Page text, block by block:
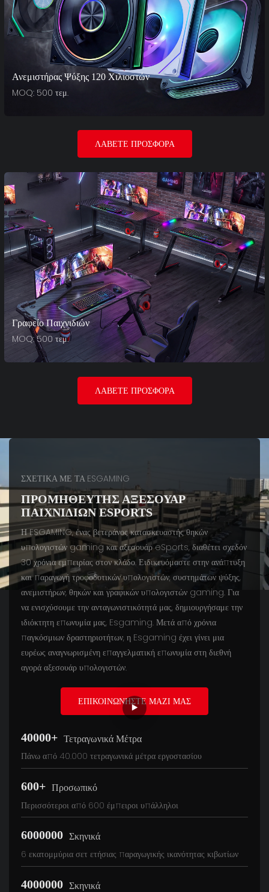
Ανεμιστήρας Ψύξης 120 Χιλιοστών
MOQ: 500 τεμ.
ΛΆΒΕΤΕ ΠΡΟΣΦΟΡΆ
Γραφείο Παιχνιδιών
MOQ: 500 τεμ.
ΛΆΒΕΤΕ ΠΡΟΣΦΟΡΆ
ΣΧΕΤΙΚΑ ΜΕ ΤΑ ESGAMING
ΠΡΟΜΗΘΕΥΤΉΣ ΑΞΕΣΟΥΆΡ
ΠΑΙΧΝΙΔΙΏΝ ESPORTS
Η ESGAMING, ένας βετεράνος κατασκευαστής θηκών
υπολογιστών gaming και αξεσουάρ eSports, διαθέτει σχεδόν
30 χρόνια εμπειρίας στον κλάδο. Ειδικευόμαστε στην ανάπτυξη
και παραγωγή τροφοδοτικών υπολογιστών, συστημάτων ψύξης,
ανεμιστήρων, θηκών και γραφικών υπολογιστών gaming. Για
να ενισχύσουμε την ανταγωνιστικότητά μας, δημιουργήσαμε την
ιδιόκτητη επωνυμία μας, Esgaming. Μετά από χρόνια
παγκόσμιων δραστηριοτήτων, η Esgaming έχει γίνει μια
ευρέως αναγνωρισμένη επαγγελματική επωνυμία στη διεθνή
αγορά αξεσουάρ υπολογιστών.
ΕΠΙΚΟΙΝΩΝΉΣΤΕ ΜΑΖΊ ΜΑΣ
40000+ Τετραγωνικά Μέτρα
Πάνω από 40.000 τετραγωνικά μέτρα εργοστασίου
600+ Προσωπικό
Περισσότεροι από 600 έμπειροι υπάλληλοι
6000000 Σκηνικά
6 εκατομμύρια σετ ετήσιας παραγωγικής ικανότητας κιβωτίων
4000000 Σκηνικά